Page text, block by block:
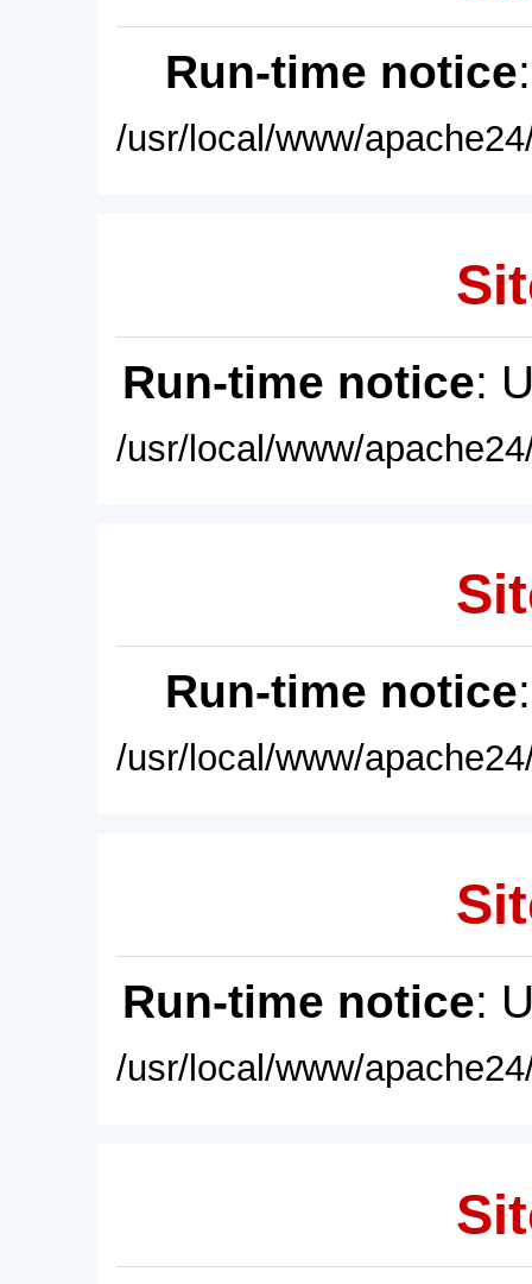
Run-time notice
/usr/local/www/
Run-time notice:
/usr/local/www/
Run-time notice
/usr/local/www/
Run-time notice:
/usr/local/www/